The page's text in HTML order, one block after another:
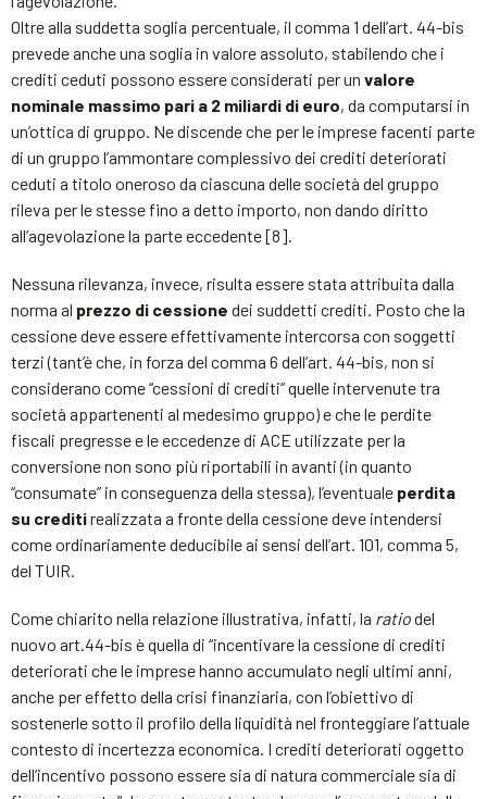
Oltre alla suddetta soglia percentuale, il comma 1 dell’art. 44-bis
prevede anche una soglia in valore assoluto, stabilendo che i
crediti ceduti possono essere considerati per un valore
nominale massimo pari a 2 miliardi di euro, da computarsi in
un’ottica di gruppo. Ne discende che per le imprese facenti parte
di un gruppo l’ammontare complessivo dei crediti deteriorati
ceduti a titolo oneroso da ciascuna delle società del gruppo
rileva per le stesse fino a detto importo, non dando diritto
all’agevolazione la parte eccedente [8].
Nessuna rilevanza, invece, risulta essere stata attribuita dalla
norma al prezzo di cessione dei suddetti crediti. Posto che la
cessione deve essere effettivamente intercorsa con soggetti
terzi (tant’è che, in forza del comma 6 dell’art. 44-bis, non si
considerano come “cessioni di crediti” quelle intervenute tra
società appartenenti al medesimo gruppo) e che le perdite
fiscali pregresse e le eccedenze di ACE utilizzate per la
conversione non sono più riportabili in avanti (in quanto
“consumate” in conseguenza della stessa), l’eventuale perdita
su creditirealizzata a fronte della cessione deve intendersi
come ordinariamente deducibile ai sensi dell’art. 101, comma 5,
del TUIR.
Come chiarito nella relazione illustrativa, infatti, la ratiodel
nuovo art.44-bis è quella di “incentivare la cessione di crediti
deteriorati che le imprese hanno accumulato negli ultimi anni,
anche per effetto della crisi finanziaria, con l’obiettivo di
sostenerle sotto il profilo della liquidità nel fronteggiare l’attuale
contesto di incertezza economica. I crediti deteriorati oggetto
dell’incentivo possono essere sia di natura commerciale sia di